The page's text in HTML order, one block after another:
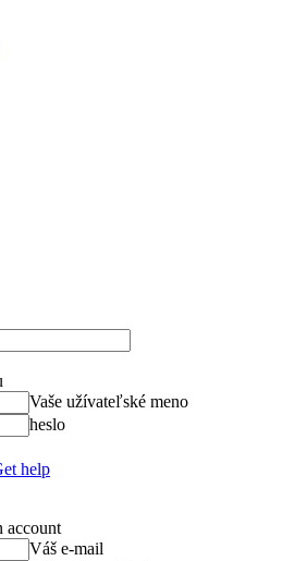
Vaše užívateľské meno
heslo
help
account
Váš e-mail